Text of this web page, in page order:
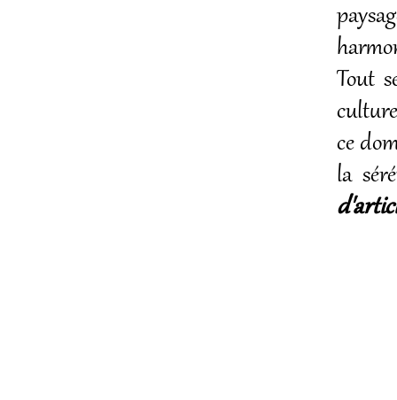
Tout
ce
la